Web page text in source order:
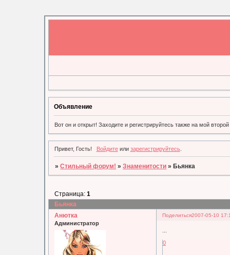
Объявление
Вот он и открыт! Заходите и регистрируйтесь также на мой
Привет, Гость! Войдитеили зарегистрируйтесь.
»Стильный форум! »Знаменитости »Бьянка
Бьянка
Страница:1
Поделиться2007-05-10
Анютка
Администратор
0